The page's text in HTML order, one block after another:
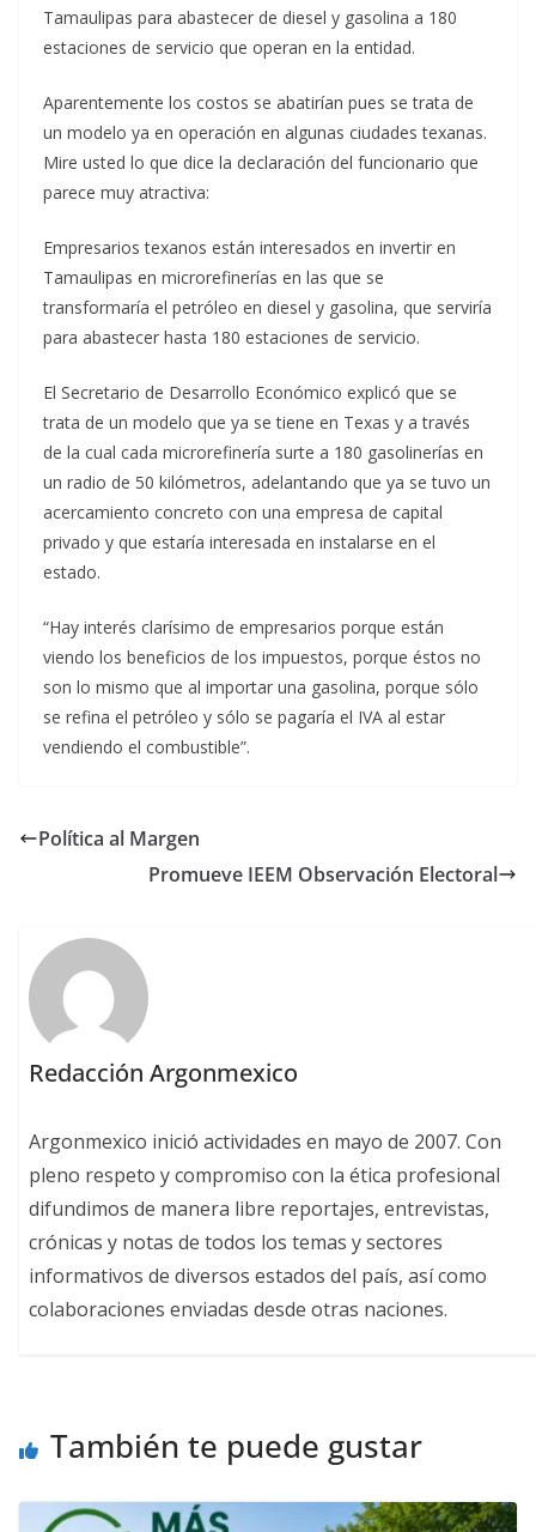
Tamaulipas para abastecer de diesel y gasolina a 180
estaciones de servicio que operan en la entidad.
Aparentemente los costos se abatirían pues se trata de
un modelo ya en operación en algunas ciudades texanas.
Mire usted lo que dice la declaración del funcionario que
parece muy atractiva:
Empresarios texanos están interesados en invertir en
Tamaulipas en microrefinerías en las que se
transformaría el petróleo en diesel y gasolina, que serviría
para abastecer hasta 180 estaciones de servicio.
El Secretario de Desarrollo Económico explicó que se
trata de un modelo que ya se tiene en Texas y a través
de la cual cada microrefinería surte a 180 gasolinerías en
un radio de 50 kilómetros, adelantando que ya se tuvo un
acercamiento concreto con una empresa de capital
privado y que estaría interesada en instalarse en el
estado.
“Hay interés clarísimo de empresarios porque están
viendo los beneficios de los impuestos, porque éstos no
son lo mismo que al importar una gasolina, porque sólo
se refina el petróleo y sólo se pagaría el IVA al estar
vendiendo el combustible”.
Política al Margen
Promueve IEEM Observación Electoral
Redacción Argonmexico
Argonmexico inició actividades en mayo de 2007. Con
pleno respeto y compromiso con la ética profesional
difundimos de manera libre reportajes, entrevistas,
crónicas y notas de todos los temas y sectores
informativos de diversos estados del país, así como
colaboraciones enviadas desde otras naciones.
También te puede gustar